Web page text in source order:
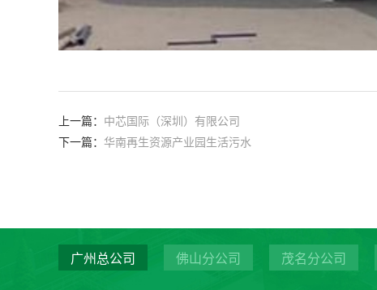
上一篇： 中芯国际（深圳）有限公司
下一篇： 华南再生资源产业园生活污水
广州总公司 佛山分公司 茂名分公司